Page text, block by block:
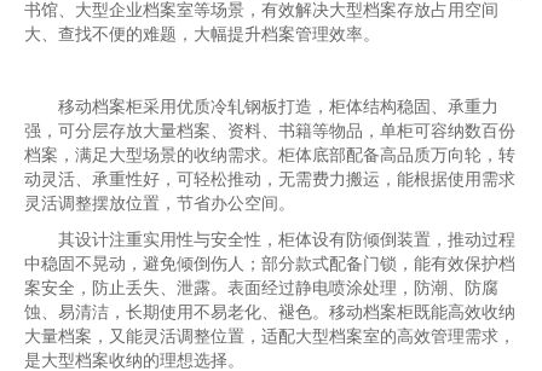
书馆、大型企业档案室等场景，有效解决大型档案存放占用空间
大、查找不便的难题，大幅提升档案管理效率。
移动档案柜采用优质冷轧钢板打造，柜体结构稳固、承重力
强，可分层存放大量档案、资料、书籍等物品，单柜可容纳数百份
档案，满足大型场景的收纳需求。柜体底部配备高品质万向轮，转
动灵活、承重性好，可轻松推动，无需费力搬运，能根据使用需求
灵活调整摆放位置，节省办公空间。
其设计注重实用性与安全性，柜体设有防倾倒装置，推动过程
中稳固不晃动，避免倾倒伤人；部分款式配备门锁，能有效保护档
案安全，防止丢失、泄露。表面经过静电喷涂处理，防潮、防腐
蚀、易清洁，长期使用不易老化、褪色。移动档案柜既能高效收纳
大量档案，又能灵活调整位置，适配大型档案室的高效管理需求，
是大型档案收纳的理想选择。